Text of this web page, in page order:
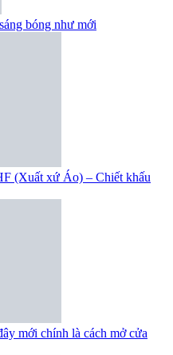
bóng như mới
(Xuất xứ Áo) – Chiết khấu
mới chính là cách mở cửa